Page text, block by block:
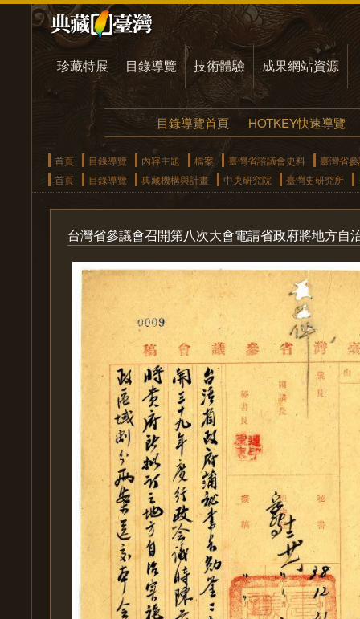
珍藏特展 目錄導覽 技術體驗 成果網站資源
目錄導覽首頁 HOTKEY快速導覽
首頁 目錄導覽 內容主題 檔案 臺灣省諮議會史料
臺灣省
首頁
目錄導覽 典藏機構與計畫 中央研究院 臺灣史研究所
台灣省參議會召開第八次大會電請省政府將地方